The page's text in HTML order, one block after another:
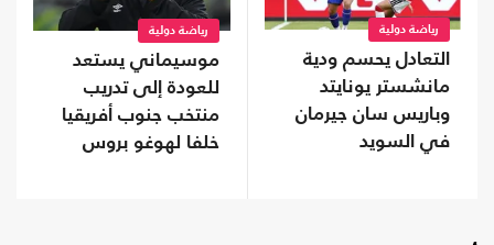
رياضة دولية
التعادل يحسم ودية
مانشستر يونايتد
وباريس سان جيرمان
في السويد
رياضة دولية
موسيماني يستعد
للعودة إلى تدريب
منتخب جنوب أفريقيا
خلفا لهوغو بروس